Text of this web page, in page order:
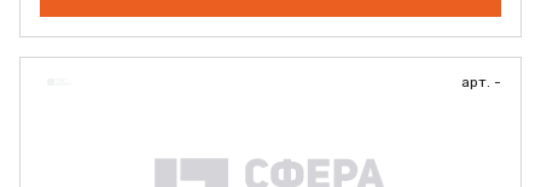
арт. -